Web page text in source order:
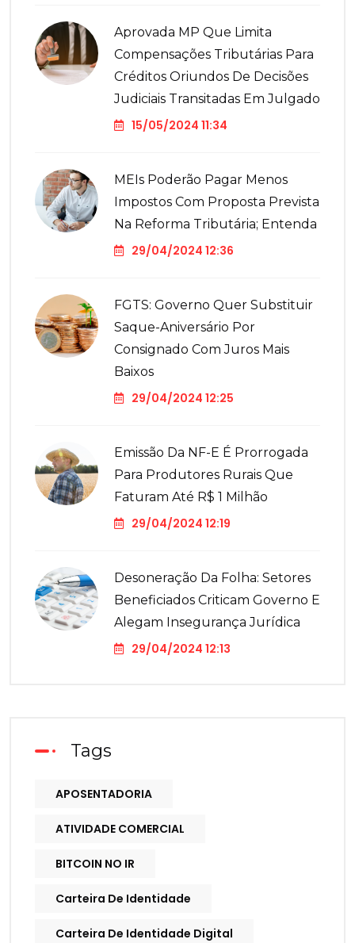
Aprovada MP Que Limita
Compensações Tributárias Para
Créditos Oriundos De Decisões
Judiciais Transitadas Em Julgado
15/05/2024 11:34
MEIs Poderão Pagar Menos
Impostos Com Proposta Prevista
Na Reforma Tributária; Entenda
29/04/2024 12:36
FGTS: Governo Quer Substituir
Saque-Aniversário Por
Consignado Com Juros Mais
Baixos
29/04/2024 12:25
Emissão Da NF-E É Prorrogada
Para Produtores Rurais Que
Faturam Até R$ 1 Milhão
29/04/2024 12:19
Desoneração Da Folha: Setores
Beneficiados Criticam Governo E
Alegam Insegurança Jurídica
29/04/2024 12:13
Tags
APOSENTADORIA
ATIVIDADE COMERCIAL
BITCOIN NO IR
Carteira De Identidade
Carteira De Identidade Digital